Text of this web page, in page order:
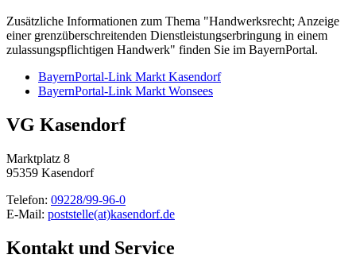
Zusätzliche Informationen zum Thema "Handwerksrecht; Anzeige
einer grenzüberschreitenden Dienstleistungserbringung in einem
zulassungspflichtigen Handwerk" finden Sie im BayernPortal.
BayernPortal-Link Markt Kasendorf
BayernPortal-Link Markt Wonsees
VG Kasendorf
Marktplatz 8
95359 Kasendorf
Telefon: 09228/99-96-0
E-Mail: poststelle(at)kasendorf.de
Kontakt und Service